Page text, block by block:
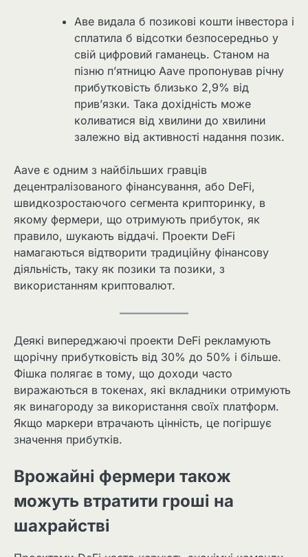
Аве видала б позикові кошти інвестора і
сплатила б відсотки безпосередньо у
свій цифровий гаманець. Станом на
пізню п’ятницю Aave пропонував річну
прибутковість близько 2,9% від
прив’язки. Така дохідність може
коливатися від хвилини до хвилини
залежно від активності надання позик.
Aave є одним з найбільших гравців
децентралізованого фінансування, або DeFi,
швидкозростаючого сегмента крипторинку, в
якому фермери, що отримують прибуток, як
правило, шукають віддачі. Проекти DeFi
намагаються відтворити традиційну фінансову
діяльність, таку як позики та позики, з
використанням криптовалют.
Деякі випереджаючі проекти DeFi рекламують
щорічну прибутковість від 30% до 50% і більше.
Фішка полягає в тому, що доходи часто
виражаються в токенах, які вкладники отримують
як винагороду за використання своїх платформ.
Якщо маркери втрачають цінність, це погіршує
значення прибутків.
Врожайні фермери також
можуть втратити гроші на
шахрайстві